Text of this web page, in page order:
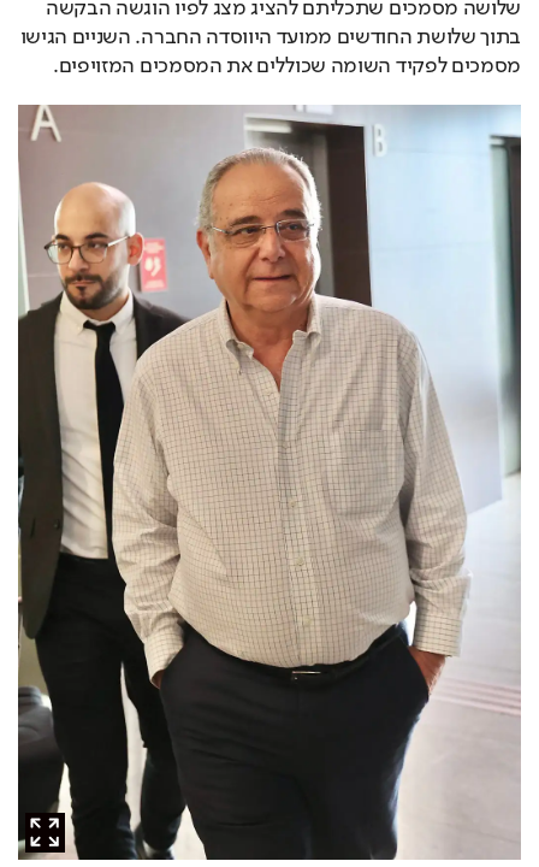
שלושה מסמכים שתכליתם להציג מצג לפיו הוגשה הבקשה
בתוך שלושת החודשים ממועד היווסדה החברה. השניים הגישו
מסמכים לפקיד השומה שכוללים את המסמכים המזויפים.